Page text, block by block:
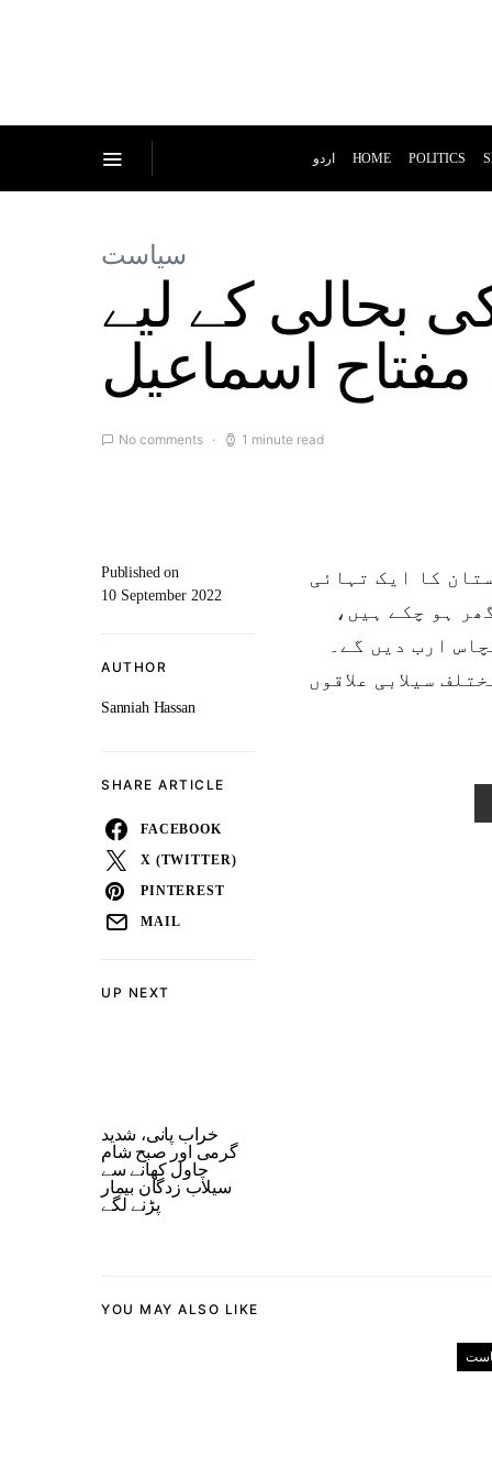
اردو HOME POLITICS
سیاست
بحالی کے لیے
اسماعیل
No comments 1 minute read
UP NEXT
خراب پانی، شدید
گرمی اور صبح شام
چاول کھانے سے
سیلاب زدگان بیمار
پڑنے لگے
Published on
10 September 2022
AUTHOR
Sanniah Hassan
SHARE ARTICLE
FACEBOOK
X (TWITTER)
PINTEREST
MAIL
کا ایک تہائی
ہو چکے ہیں،
ارب دیں گے۔
سیلابی علاقوں
YOU MAY ALSO LIKE